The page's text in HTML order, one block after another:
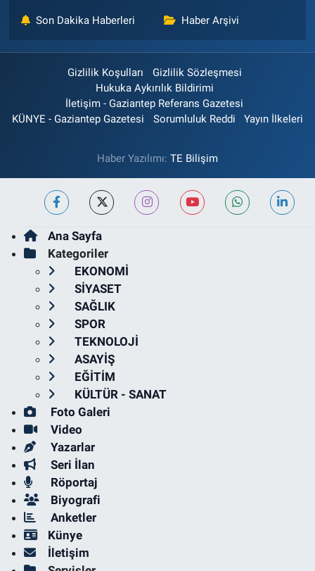
Son Dakika Haberleri Haber Arşivi
Gizlilik Koşulları
Gizlilik Sözleşmesi
Hukuka Aykırılık Bildirimi
İletişim - Gaziantep Referans Gazetesi
KÜNYE - Gaziantep Gazetesi
Sorumluluk Reddi Yayın İlkeleri
Haber Yazılımı: TE Bilişim
Ana Sayfa
Kategoriler
EKONOMİ
SİYASET
SAĞLIK
SPOR
TEKNOLOJİ
ASAYİŞ
EĞİTİM
KÜLTÜR - SANAT
Foto Galeri
Video
Yazarlar
Seri İlan
Röportaj
Biyografi
Anketler
Künye
İletişim